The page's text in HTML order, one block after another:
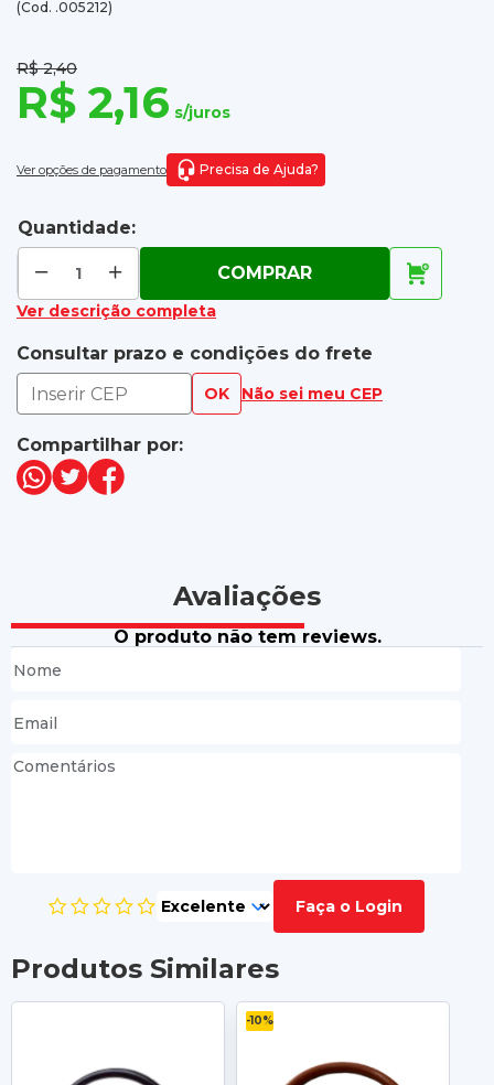
(Cod. .005212)
R$ 2,40
R$ 2,16 s/juros
Ver opções de pagamento Precisa de Ajuda?
Quantidade:
COMPRAR
Ver descrição completa
Consultar prazo e condições do frete
OK Não sei meu CEP
Compartilhar por:
Avaliações
O produto não tem reviews.
Faça o Login
Produtos Similares
-10%